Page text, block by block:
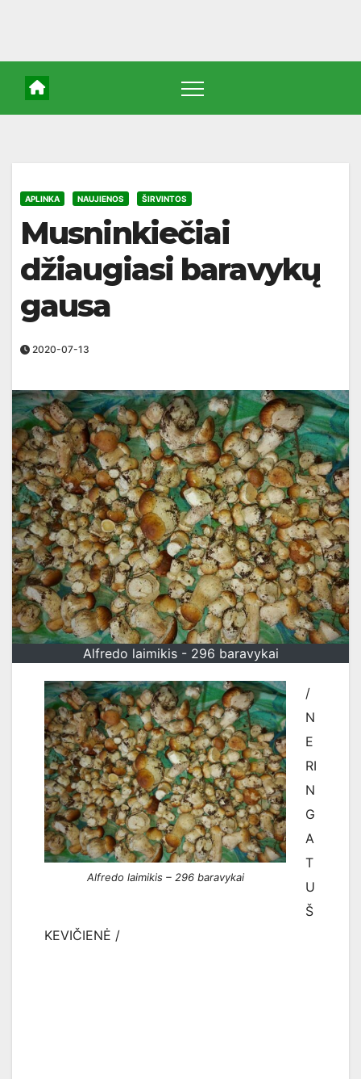
APLINKA NAUJIENOS ŠIRVINTOS
Musninkiečiai
džiaugiasi baravykų
gausa
2020-07-13
Alfredo laimikis - 296 baravykai
Alfredo laimikis – 296 baravykai
/
N
E
RI
N
G
A
T
U
Š
KEVIČIENĖ /